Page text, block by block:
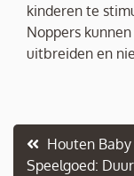
kinderen te
Noppers
uitbreiden en
Houten Baby
Speelgoed: